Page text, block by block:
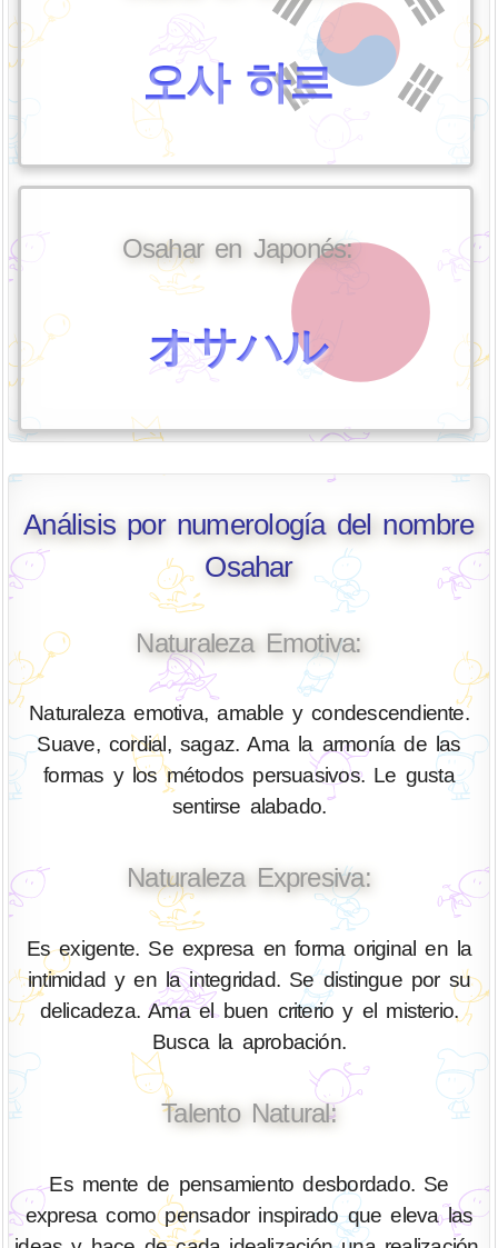
오사 하르
Osahar en Japonés:
オサハル
Análisis por numerología del nombre
Osahar
Naturaleza Emotiva:
Naturaleza emotiva, amable y condescendiente.
Suave, cordial, sagaz. Ama la armonía de las
formas y los métodos persuasivos. Le gusta
sentirse alabado.
Naturaleza Expresiva:
Es exigente. Se expresa en forma original en la
intimidad y en la integridad. Se distingue por su
delicadeza. Ama el buen criterio y el misterio.
Busca la aprobación.
Talento Natural:
Es mente de pensamiento desbordado. Se
expresa como pensador inspirado que eleva las